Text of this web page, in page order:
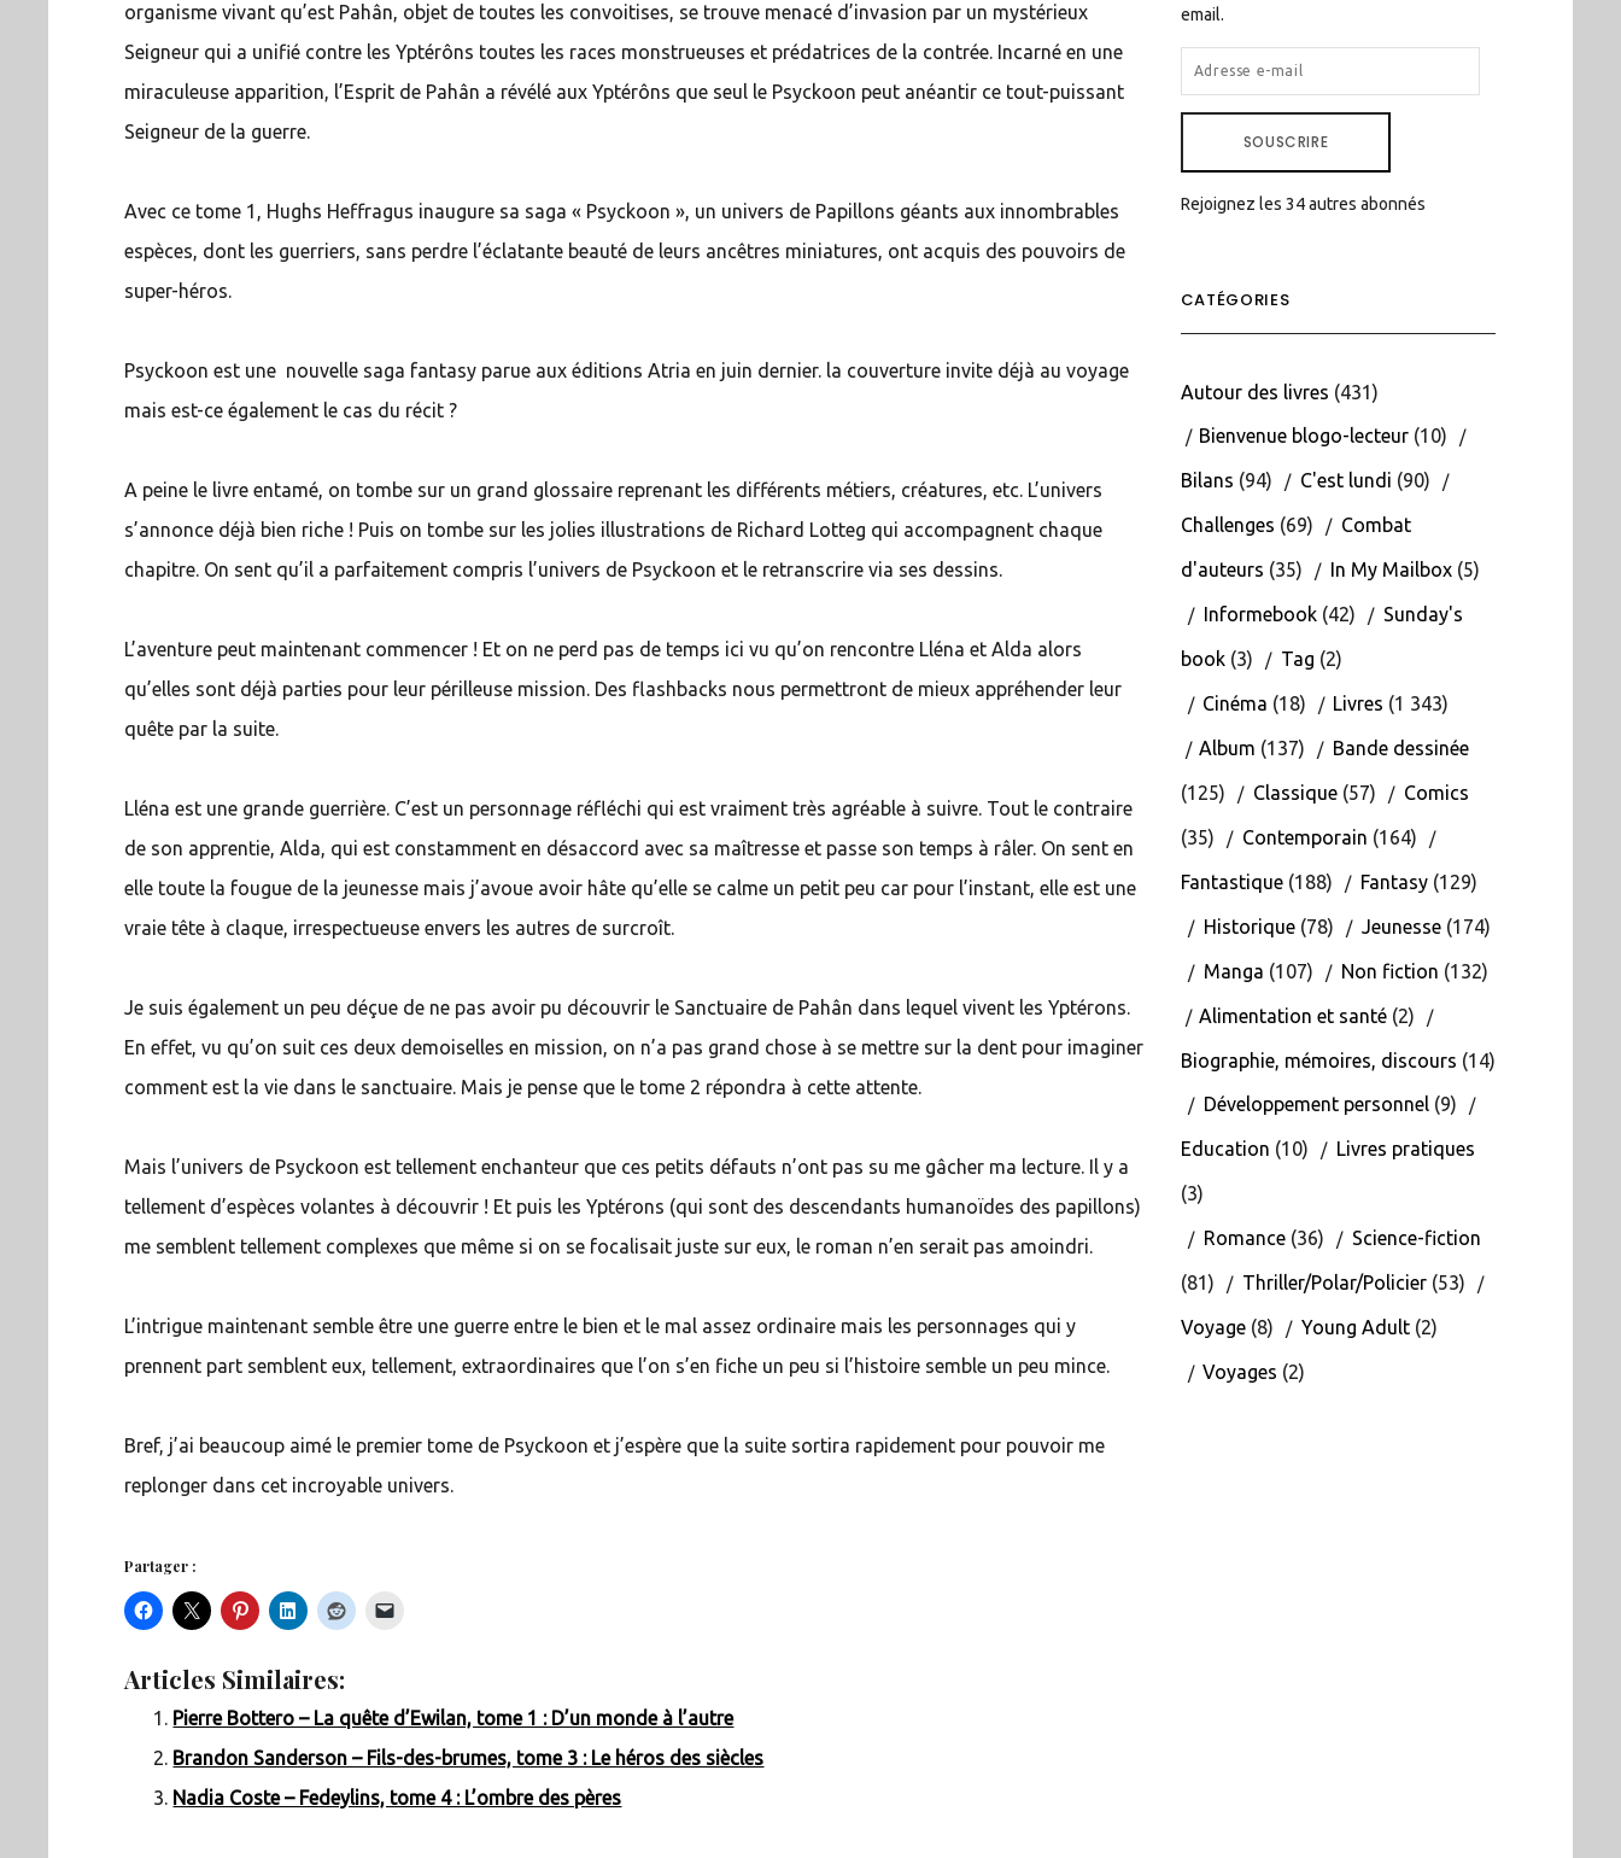
organisme vivant qu’est Pahân, objet de toutes les convoitises, se trouve menacé d’invasion par un mystérieux
Seigneur qui a unifié contre les Yptérôns toutes les races monstrueuses et prédatrices de la contrée. Incarné en une
miraculeuse apparition, l’Esprit de Pahân a révélé aux Yptérôns que seul le Psyckoon peut anéantir ce tout-puissant
Seigneur de la guerre.
Avec ce tome 1, Hughs Heffragus inaugure sa saga « Psyckoon », un univers de Papillons géants aux innombrables
espèces, dont les guerriers, sans perdre l’éclatante beauté de leurs ancêtres miniatures, ont acquis des pouvoirs de
super-héros.
Psyckoon est une nouvelle saga fantasy parue aux éditions Atria en juin dernier. la couverture invite déjà au voyage
mais est-ce également le cas du récit ?
A peine le livre entamé, on tombe sur un grand glossaire reprenant les différents métiers, créatures, etc. L’univers
s’annonce déjà bien riche ! Puis on tombe sur les jolies illustrations de Richard Lotteg qui accompagnent chaque
chapitre. On sent qu’il a parfaitement compris l’univers de Psyckoon et le retranscrire via ses dessins.
L’aventure peut maintenant commencer ! Et on ne perd pas de temps ici vu qu’on rencontre Lléna et Alda alors
qu’elles sont déjà parties pour leur périlleuse mission. Des flashbacks nous permettront de mieux appréhender leur
quête par la suite.
Lléna est une grande guerrière. C’est un personnage réfléchi qui est vraiment très agréable à suivre. Tout le contraire
de son apprentie, Alda, qui est constamment en désaccord avec sa maîtresse et passe son temps à râler. On sent en
elle toute la fougue de la jeunesse mais j’avoue avoir hâte qu’elle se calme un petit peu car pour l’instant, elle est une
vraie tête à claque, irrespectueuse envers les autres de surcroît.
Je suis également un peu déçue de ne pas avoir pu découvrir le Sanctuaire de Pahân dans lequel vivent les Yptérons.
En effet, vu qu’on suit ces deux demoiselles en mission, on n’a pas grand chose à se mettre sur la dent pour imaginer
comment est la vie dans le sanctuaire. Mais je pense que le tome 2 répondra à cette attente.
Mais l’univers de Psyckoon est tellement enchanteur que ces petits défauts n’ont pas su me gâcher ma lecture. Il y a
tellement d’espèces volantes à découvrir ! Et puis les Yptérons (qui sont des descendants humanoïdes des papillons)
me semblent tellement complexes que même si on se focalisait juste sur eux, le roman n’en serait pas amoindri.
L’intrigue maintenant semble être une guerre entre le bien et le mal assez ordinaire mais les personnages qui y
prennent part semblent eux, tellement, extraordinaires que l’on s’en fiche un peu si l’histoire semble un peu mince.
Bref, j’ai beaucoup aimé le premier tome de Psyckoon et j’espère que la suite sortira rapidement pour pouvoir me
replonger dans cet incroyable univers.
Partager :
Articles Similaires:
Pierre Bottero – La quête d’Ewilan, tome 1 : D’un monde à l’autre
Brandon Sanderson – Fils-des-brumes, tome 3 : Le héros des siècles
Nadia Coste – Fedeylins, tome 4 : L’ombre des pères
email.
ADRESSE
E-
SOUSCRIRE
Rejoignez les 34 autres abonnés
CATÉGORIES
Autour des livres (431)
Bienvenue blogo-lecteur(10)
Bilans (94) C'est lundi (90)
Challenges (69) Combat
d'auteurs (35) In My Mailbox(5)
Informebook(42) Sunday's
book(3) Tag (2)
Cinéma (18) Livres (1 343)
Album (137) Bande dessinée
(125) Classique(57) Comics
(35) Contemporain (164)
Fantastique(188) Fantasy(129)
Historique(78) Jeunesse(174)
Manga (107) Non fiction (132)
Alimentation et santé(2)
Biographie, mémoires, discours (14)
Développement personnel(9)
Education (10) Livres pratiques
(3)
Romance(36) Science-fiction
(81) Thriller/Polar/Policier(53)
Voyage(8) Young Adult(2)
Voyages (2)